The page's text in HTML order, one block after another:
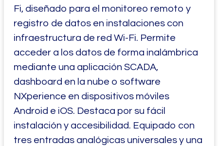
Fi, diseñado para el monitoreo remoto y
registro de datos en instalaciones con
infraestructura de red Wi-Fi. Permite
acceder a los datos de forma inalámbrica
mediante una aplicación SCADA,
dashboard en la nube o software
NXperience en dispositivos móviles
Android e iOS. Destaca por su fácil
instalación y accesibilidad. Equipado con
tres entradas analógicas universales y una